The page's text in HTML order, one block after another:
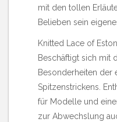
mit den tollen
Belieben sein
Knitted Lace of
Beschäftigt sich mit
Besonderheiten der
Spitzenstrickens.
für Modelle und
zur Abwechslung